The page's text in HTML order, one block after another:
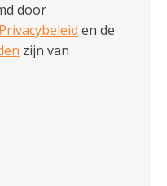
door
Privacybeleid en de
zijn van